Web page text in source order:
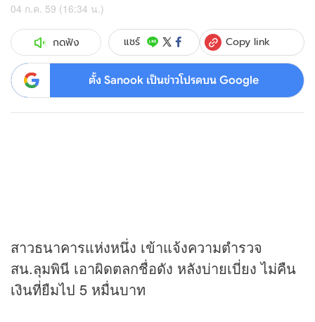
04 ก.ค. 59 (16:34 น.)
กดฟัง แชร์ Copy link
ตั้ง Sanook เป็นข่าวโปรดบน Google
สาวธนาคารแห่งหนึ่ง เข้าแจ้งความตำรวจ
สน.ลุมพินี เอาผิดตลกชื่อดัง หลังบ่ายเบี่ยง ไม่คืน
เงินที่ยืมไป 5 หมื่นบาท